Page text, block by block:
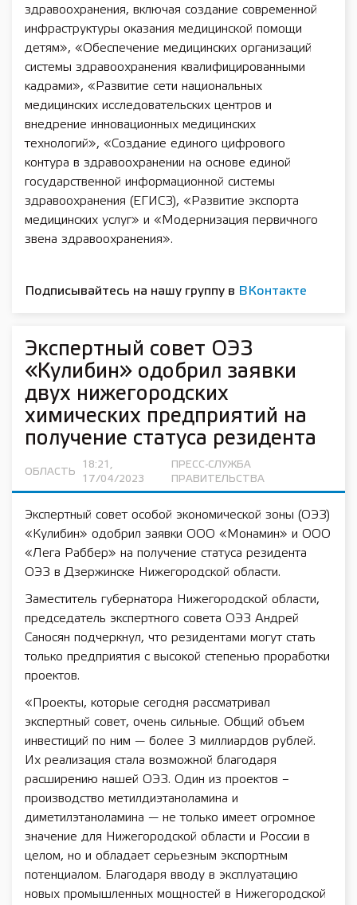
здравоохранения, включая создание современной
инфраструктуры оказания медицинской помощи
детям», «Обеспечение медицинских организаций
системы здравоохранения квалифицированными
кадрами», «Развитие сети национальных
медицинских исследовательских центров и
внедрение инновационных медицинских
технологий», «Создание единого цифрового
контура в здравоохранении на основе единой
государственной информационной системы
здравоохранения (ЕГИСЗ), «Развитие экспорта
медицинских услуг» и «Модернизация первичного
звена здравоохранения».
Подписывайтесь на нашу группу в ВКонтакте
Экспертный совет ОЭЗ
«Кулибин» одобрил заявки
двух нижегородских
химических предприятий на
получение статуса резидента
ОБЛАСТЬ
18:21,
17/04/2023
ПРЕСС-СЛУЖБА
ПРАВИТЕЛЬСТВА
Экспертный совет особой экономической зоны (ОЭЗ)
«Кулибин» одобрил заявки ООО «Монамин» и ООО
«Лега Раббер» на получение статуса резидента
ОЭЗ в Дзержинске Нижегородской области.
Заместитель губернатора Нижегородской области,
председатель экспертного совета ОЭЗ Андрей
Саносян подчеркнул, что резидентами могут стать
только предприятия с высокой степенью проработки
проектов.
«Проекты, которые сегодня рассматривал
экспертный совет, очень сильные. Общий объем
инвестиций по ним — более 3 миллиардов рублей.
Их реализация стала возможной благодаря
расширению нашей ОЭЗ. Один из проектов –
производство метилдиэтаноламина и
диметилэтаноламина — не только имеет огромное
значение для Нижегородской области и России в
целом, но и обладает серьезным экспортным
потенциалом. Благодаря вводу в эксплуатацию
новых промышленных мощностей в Нижегородской